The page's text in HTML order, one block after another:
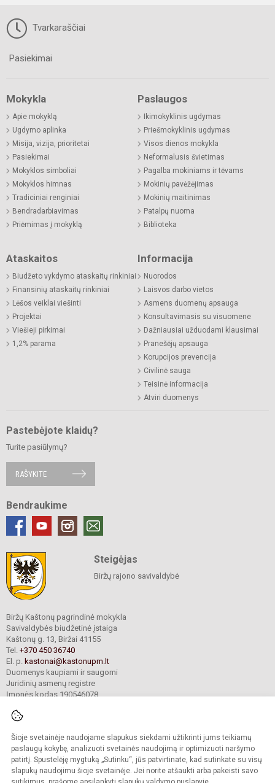
Šioje svetainėje naudojame slapukus siekdami užtikrinti jums teikiamų
paslaugų kokybę, analizuoti svetainės naudojimą ir optimizuoti naršymo
patirtį. Spustelėję mygtuką „Sutinku“, jūs patvirtinate, kad sutinkate su visų
slapukų naudojimu šioje svetainėje. Jei norite atšaukti arba pakeisti savo
Tvarkaraščiai
Pasiekimai
Mokykla
Apie mokyklą
Ugdymo aplinka
Misija, vizija, prioritetai
Pasiekimai
Mokyklos simboliai
Mokyklos himnas
Tradiciniai renginiai
Bendradarbiavimas
Priėmimas į mokyklą
Paslaugos
Ikimokyklinis ugdymas
Priešmokyklinis ugdymas
Visos dienos mokykla
Neformalusis švietimas
Pagalba mokiniams ir tėvams
Mokinių pavėžėjimas
Mokinių maitinimas
Patalpų nuoma
Biblioteka
Ataskaitos
Biudžeto vykdymo ataskaitų rinkiniai
Finansinių ataskaitų rinkiniai
Lėšos veiklai viešinti
Projektai
Viešieji pirkimai
1,2% parama
Informacija
Nuorodos
Laisvos darbo vietos
Asmens duomenų apsauga
Konsultavimasis su visuomene
Dažniausiai užduodami klausimai
Pranešėjų apsauga
Korupcijos prevencija
Civilinė sauga
Teisinė informacija
Atviri duomenys
Pastebėjote klaidų?
Turite pasiūlymų?
RAŠYKITE
Bendraukime
Steigėjas
Biržų rajono savivaldybė
Biržų Kaštonų pagrindinė mokykla
Savivaldybės biudžetinė įstaiga
Kaštonų g. 13, Biržai 41155
Tel. +370 450 36740
El. p. kastonai@kastonupm.lt
Duomenys kaupiami ir saugomi
Juridinių asmenų registre
Įmonės kodas 190546078
© 2024. Biržų Kaštonų pagrindinė mokykla. Visos teisės saugomos.
Kopijuoti turinį be raštiško įstaigos administracijos sutikimo griežtai draudžiama.
Prieinamumo paraiška Slapukų valdymas